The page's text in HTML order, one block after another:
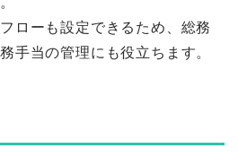
ローも設定できるため、総務
手当の管理にも役立ちます。